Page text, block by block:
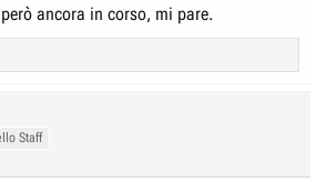
ancora in corso, mi pare.
Staff